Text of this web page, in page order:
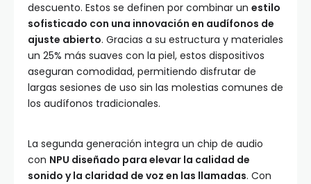
descuento. Estos se definen por combinar un estilo
sofisticado con una innovación en audífonos de
ajuste abierto. Gracias a su estructura y materiales
un 25% más suaves con la piel, estos dispositivos
aseguran comodidad, permitiendo disfrutar de
largas sesiones de uso sin las molestias comunes de
los audífonos tradicionales.
La segunda generación integra un chip de audio
con NPU diseñado para elevar la calidad de
sonido y la claridad de voz en las llamadas. Con